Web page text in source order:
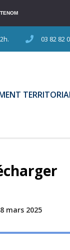
03 82 82
mars 2025